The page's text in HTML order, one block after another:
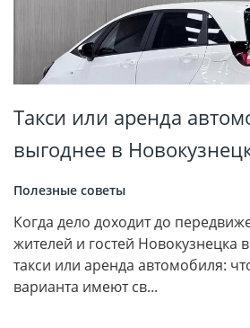
Такси или аренда
выгоднее в
Полезные советы
Когда дело доходит до
жителей и гостей Новокузнецка
такси или аренда автомобиля:
варианта имеют св...